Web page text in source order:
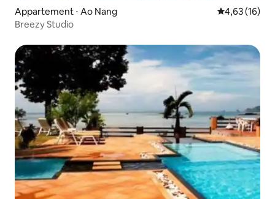
Appartement ⋅ Ao Nang Évaluation
4,63 (16)
Breezy Studio